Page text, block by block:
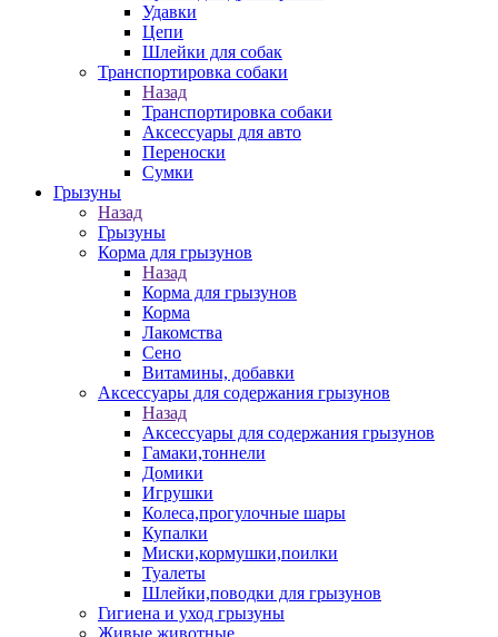
Удавки
Цепи
Шлейки для собак
Транспортировка собаки
Назад
Транспортировка собаки
Аксессуары для авто
Переноски
Сумки
Грызуны
Назад
Грызуны
Корма для грызунов
Назад
Корма для грызунов
Корма
Лакомства
Сено
Витамины, добавки
Аксессуары для содержания грызунов
Назад
Аксессуары для содержания грызунов
Гамаки,тоннели
Домики
Игрушки
Колеса,прогулочные шары
Купалки
Миски,кормушки,поилки
Туалеты
Шлейки,поводки для грызунов
Гигиена и уход грызуны
Живые животные